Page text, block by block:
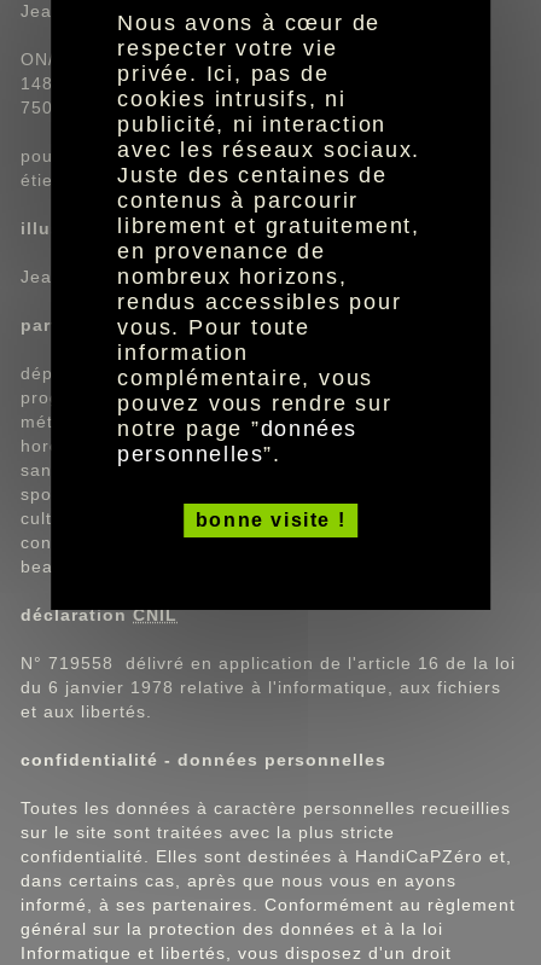
Jeanne Cailleaud
ON/OFF PRODUCTIONS
148 rue Castagnary
75015 Paris
pour ON/OFF PRODUCTIONS
étienne robial
illustrations graphiques
Jeanne Cailleaud
partenaires contenus
dépêches :A.F.P., 01net.com
programme télé : plurimedia.fr
météo : Météo France
horoscope : mon-horoscope-du-jour.com
santé : medisite.fr
sport : lequipe.fr / letour.fr / lfp.fr
culture et loisirs : allocine.fr
conso : quechoisir.org
beauté : elle.fr
déclarationCNIL
N° 719558 délivré en application de l'article 16 de la loi
du 6 janvier 1978 relative à l'informatique, aux fichiers
et aux libertés.
confidentialité - données personnelles
Toutes les données à caractère personnelles recueillies
sur le site sont traitées avec la plus stricte
confidentialité. Elles sont destinées à HandiCaPZéro et,
dans certains cas, après que nous vous en ayons
informé, à ses partenaires. Conformément au règlement
général sur la protection des données et à la loi
Informatique et libertés, vous disposez d'un droit
Nous avons à cœur de
respecter votre vie
privée. Ici, pas de
cookies intrusifs, ni
publicité, ni interaction
avec les réseaux sociaux.
Juste des centaines de
contenus à parcourir
librement et gratuitement,
en provenance de
nombreux horizons,
rendus accessibles pour
vous. Pour toute
information
complémentaire, vous
pouvez vous rendre sur
notre page ”données
personnelles”.
bonne visite !